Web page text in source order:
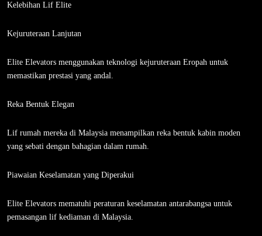
Kelebihan Lif Elite
Kejuruteraan Lanjutan
Elite Elevators menggunakan teknologi kejuruteraan Eropah untuk
memastikan prestasi yang andal.
Reka Bentuk Elegan
Lif rumah mereka di Malaysia menampilkan reka bentuk kabin moden
yang sebati dengan bahagian dalam rumah.
Piawaian Keselamatan yang Diperakui
Elite Elevators mematuhi peraturan keselamatan antarabangsa untuk
pemasangan lif kediaman di Malaysia.